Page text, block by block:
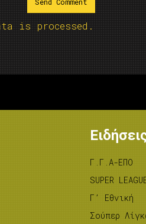
is processed.
Γ.Γ.Α-ΕΠΟ
SUPER
Γ’ Εθνική
Σούπερ